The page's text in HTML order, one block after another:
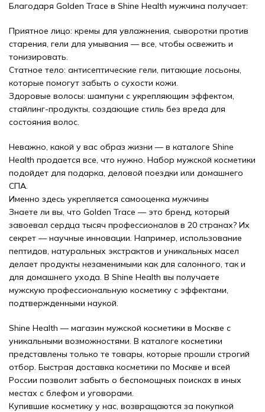
Благодаря Golden Trace в Shine Health мужчина получает:
Приятное лицо: кремы для увлажнения, сыворотки против
старения, гели для умывания — все, чтобы освежить и
тонизировать.
Статное тело: антисептические гели, питающие лосьоны,
которые помогут забыть о сухости кожи.
Здоровые волосы: шампуни с укрепляющим эффектом,
стайлинг-продукты, создающие стиль без вреда для
состояния волос.
Неважно, какой у вас образ жизни — в каталоге Shine
Health продается все, что нужно. Набор мужской косметики
подойдет для подарка, деловой поездки или домашнего
СПА.
Именно здесь укрепляется самооценка мужчины
Знаете ли вы, что Golden Trace — это бренд, который
завоевал сердца тысяч профессионалов в 20 странах? Их
секрет — научные инновации. Например, использование
пептидов, натуральных экстрактов и уникальных масел
делает продукты незаменимыми как для салонного, так и
для домашнего ухода. В Shine Health вы получаете
мужскую профессиональную косметику с эффектами,
подтвержденными наукой.
Shine Health — магазин мужской косметики в Москве с
уникальными возможностями. В каталоге косметики
представлены только те товары, которые прошли строгий
отбор. Быстрая доставка косметики по Москве и всей
России позволит забыть о беспомощных поисках в иных
местах с блефом и уговорами.
Купившие косметику у нас, возвращаются за покупкой